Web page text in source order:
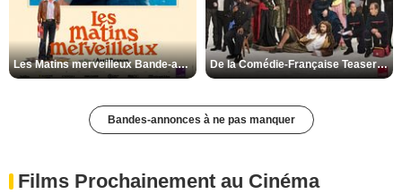
Les Matins merveilleux Bande-annonce VF De la Comédie-Française Teaser VF
Bandes-annonces à ne pas manquer
Films Prochainement au Cinéma